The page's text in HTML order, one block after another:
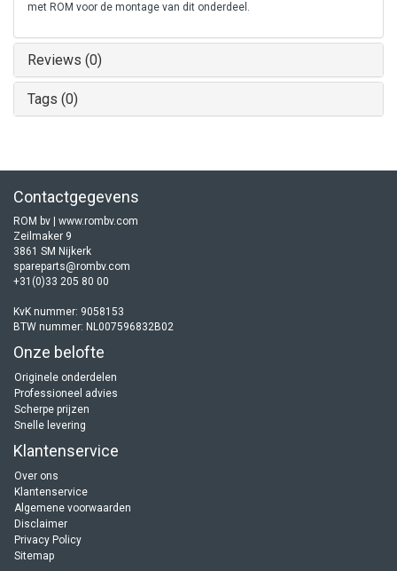
met ROM voor de montage van dit onderdeel.
Reviews (0)
Tags (0)
Contactgegevens
ROM bv | www.rombv.com
Zeilmaker 9
3861 SM Nijkerk
spareparts@rombv.com
+31(0)33 205 80 00
KvK nummer: 9058153
BTW nummer: NL007596832B02
Onze belofte
Originele onderdelen
Professioneel advies
Scherpe prijzen
Snelle levering
Klantenservice
Over ons
Klantenservice
Algemene voorwaarden
Disclaimer
Privacy Policy
Sitemap